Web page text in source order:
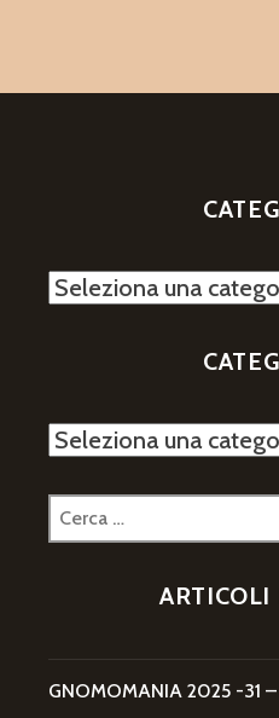
Categorie
Categorie
Ricerca
per:
ARTICOLI
GNOMOMANIA 2025 -31